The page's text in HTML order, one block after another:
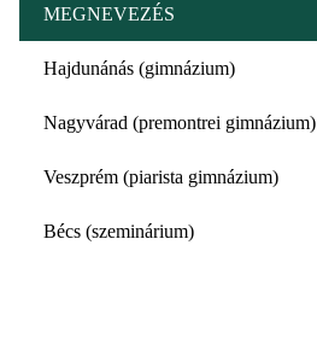
MEGNEVEZÉS
Hajdunánás (gimnázium)
Nagyvárad (premontrei gimnázium)
Veszprém (piarista gimnázium)
Bécs (szeminárium)